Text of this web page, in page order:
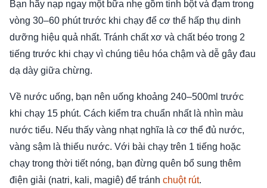
Bạn hãy nạp ngay một bữa nhẹ gồm tinh bột và đạm trong
vòng 30–60 phút trước khi chạy để cơ thể hấp thụ dinh
dưỡng hiệu quả nhất. Tránh chất xơ và chất béo trong 2
tiếng trước khi chạy vì chúng tiêu hóa chậm và dễ gây đau
dạ dày giữa chừng.
Về nước uống, bạn nên uống khoảng 240–500ml trước
khi chạy 15 phút. Cách kiểm tra chuẩn nhất là nhìn màu
nước tiểu. Nếu thấy vàng nhạt nghĩa là cơ thể đủ nước,
vàng sậm là thiếu nước. Với bài chạy trên 1 tiếng hoặc
chạy trong thời tiết nóng, bạn đừng quên bổ sung thêm
điện giải (natri, kali, magiê) để tránh chuột rút.